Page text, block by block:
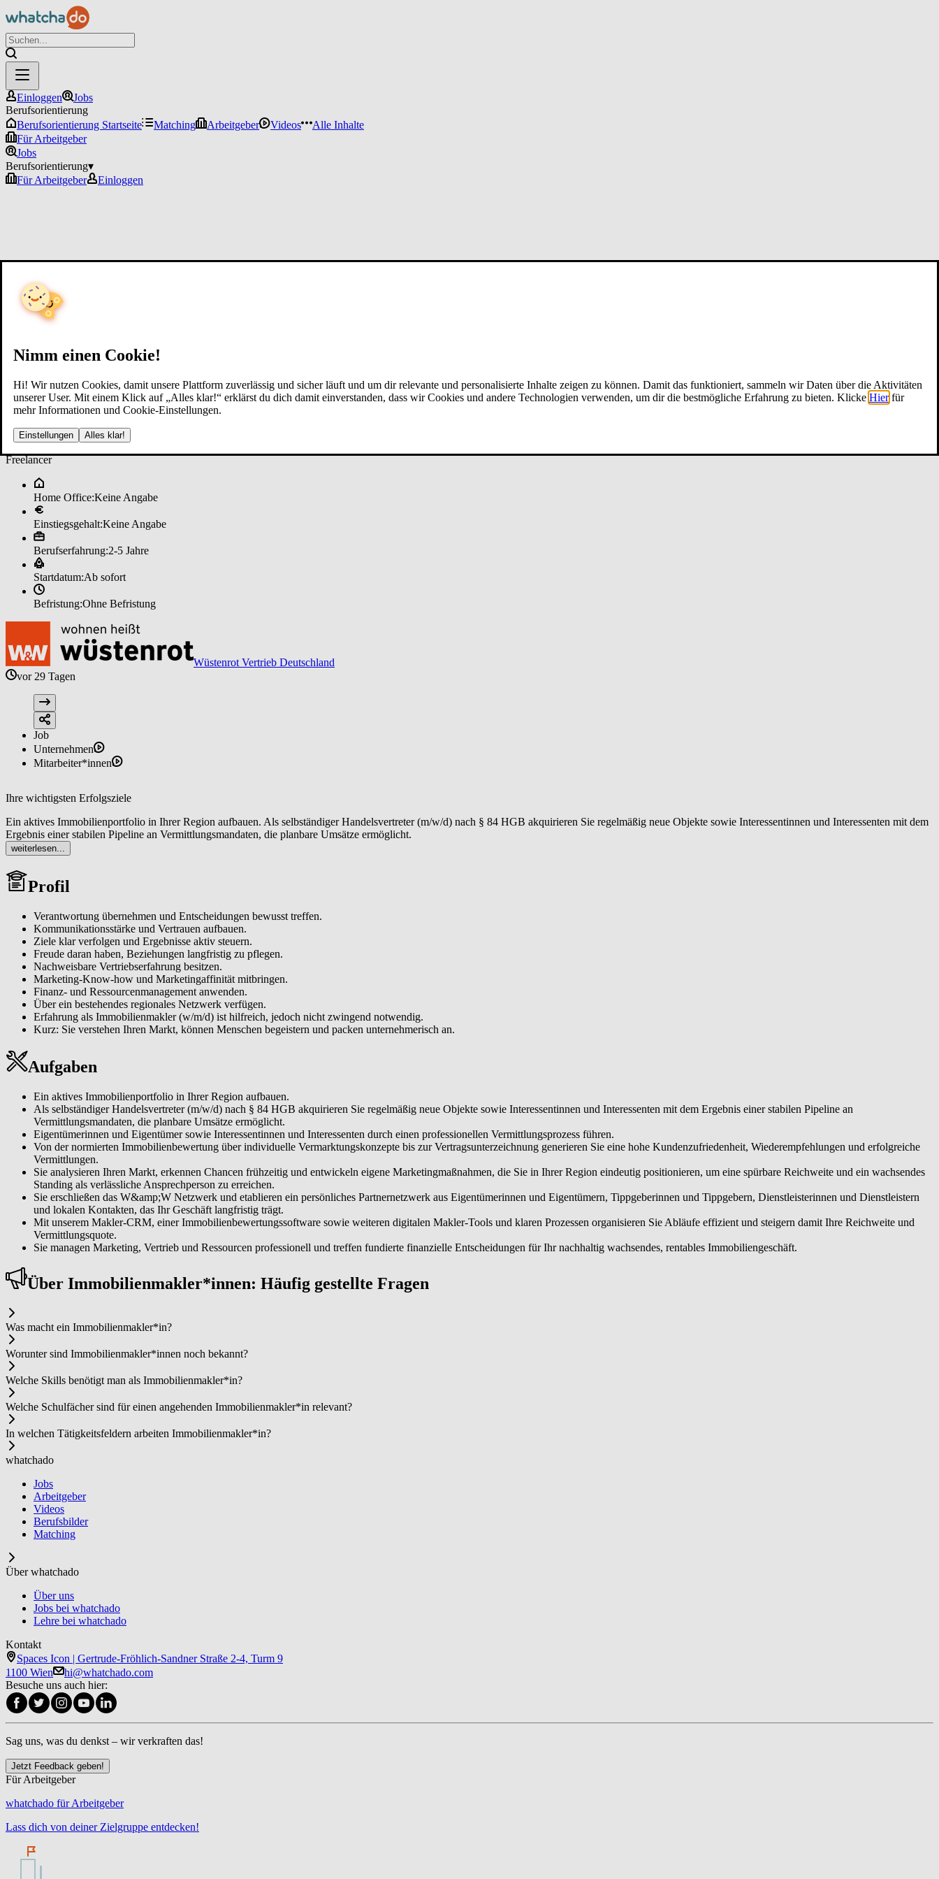
Nimm einen Cookie!
Hi! Wir nutzen Cookies, damit unsere Plattform zuverlässig und sicher läuft und um dir relevante und personalisierte Inhalte zeigen zu können. Damit das funktioniert, sammeln wir Daten über die Aktivitäten
unserer User. Mit einem Klick auf „Alles klar!“ erklärst du dich damit einverstanden, dass wir Cookies und andere Technologien verwenden, um dir die bestmögliche Erfahrung zu bieten. Klicke Hier für
mehr Informationen und Cookie-Einstellungen.
Einstellungen Alles klar!
Einloggen
Jobs
Berufsorientierung
Berufsorientierung Startseite
Matching Arbeitgeber Videos
Alle Inhalte
Für Arbeitgeber
Jobs
Berufsorientierung▾
Für Arbeitgeber
Einloggen
Im­mo­bi­li­en­mak­ler (m/w/d) im ­Team­ver­bun­d bei un­de­fi­ned
Freelancer
Home Office:Keine Angabe
Einstiegsgehalt:Keine Angabe
Berufserfahrung:2-5 Jahre
Startdatum:Ab sofort
Befristung:Ohne Befristung
Wüstenrot Vertrieb Deutschland
vor 29 Tagen
Job
Unternehmen
Mitarbeiter*innen
Ihre wichtigsten Erfolgsziele
Ein aktives Immobilienportfolio in Ihrer Region aufbauen. Als selbständiger Handelsvertreter (m/w/d) nach § 84 HGB akquirieren Sie regelmäßig neue Objekte sowie Interessentinnen und Interessenten mit dem
Ergebnis einer stabilen Pipeline an Vermittlungsmandaten, die planbare Umsätze ermöglicht.
Eigentümerinnen und Eigentümer sowie Interessentinnen und Interessenten durch einen professionellen Vermittlungsprozess führen. Von der normierten Immobilienbewertung über individuelle
Vermarktungskonzepte bis zur Vertragsunterzeichnung generieren Sie eine hohe Kundenzufriedenheit, Wiederempfehlungen und erfolgreiche Vermittlungen.
Als lokaler Immobilienexperte (m/w/d) sichtbar werden. Sie analysieren Ihren Markt, erkennen Chancen frühzeitig und entwickeln eigene Marketingmaßnahmen, die Sie in Ihrer Region eindeutig positionieren,
Ein tragfähiges Netzwerk aufbauen und pflegen. Sie erschließen das W&W Netzwerk und etablieren ein persönliches Partnernetzwerk aus Eigentümerinnen und Eigentümern, Tippgeberinnen und Tippgebern,
Dienstleisterinnen und Dienstleistern und lokalen Kontakten, das Ihr Geschäft langfristig trägt.
Moderne Tools & CRM effizient einsetzen. Mit unserem Makler-CRM, einer Immobilienbewertungssoftware sowie weiteren digitalen Makler-Tools und klaren Prozessen organisieren Sie Abläufe effizient und
steigern damit Ihre Reichweite und Vermittlungsquote.
Ihr Geschäft unternehmerisch steuern. Sie managen Marketing, Vertrieb und Ressourcen professionell und treffen fundierte finanzielle Entscheidungen für Ihr nachhaltig wachsendes, rentables
Immobiliengeschäft.
weiterlesen...
Profil
Verantwortung übernehmen und Entscheidungen bewusst treffen.
Kommunikationsstärke und Vertrauen aufbauen.
Ziele klar verfolgen und Ergebnisse aktiv steuern.
Freude daran haben, Beziehungen langfristig zu pflegen.
Nachweisbare Vertriebserfahrung besitzen.
Marketing-Know-how und Marketingaffinität mitbringen.
Finanz- und Ressourcenmanagement anwenden.
Über ein bestehendes regionales Netzwerk verfügen.
Erfahrung als Immobilienmakler (w/m/d) ist hilfreich, jedoch nicht zwingend notwendig.
Kurz: Sie verstehen Ihren Markt, können Menschen begeistern und packen unternehmerisch an.
Aufgaben
Ein aktives Immobilienportfolio in Ihrer Region aufbauen.
Als selbständiger Handelsvertreter (m/w/d) nach § 84 HGB akquirieren Sie regelmäßig neue Objekte sowie Interessentinnen und Interessenten mit dem Ergebnis einer stabilen Pipeline an
Vermittlungsmandaten, die planbare Umsätze ermöglicht.
Eigentümerinnen und Eigentümer sowie Interessentinnen und Interessenten durch einen professionellen Vermittlungsprozess führen.
Von der normierten Immobilienbewertung über individuelle Vermarktungskonzepte bis zur Vertragsunterzeichnung generieren Sie eine hohe Kundenzufriedenheit, Wiederempfehlungen und erfolgreiche
Vermittlungen.
Sie analysieren Ihren Markt, erkennen Chancen frühzeitig und entwickeln eigene Marketingmaßnahmen, die Sie in Ihrer Region eindeutig positionieren, um eine spürbare Reichweite und ein wachsendes
Standing als verlässliche Ansprechperson zu erreichen.
Sie erschließen das W&amp;W Netzwerk und etablieren ein persönliches Partnernetzwerk aus Eigentümerinnen und Eigentümern, Tippgeberinnen und Tippgebern, Dienstleisterinnen und Dienstleistern
und lokalen Kontakten, das Ihr Geschäft langfristig trägt.
Mit unserem Makler-CRM, einer Immobilienbewertungssoftware sowie weiteren digitalen Makler-Tools und klaren Prozessen organisieren Sie Abläufe effizient und steigern damit Ihre Reichweite und
Vermittlungsquote.
Sie managen Marketing, Vertrieb und Ressourcen professionell und treffen fundierte finanzielle Entscheidungen für Ihr nachhaltig wachsendes, rentables Immobiliengeschäft.
Über Im­mo­bi­li­en­mak­ler*in­nen: Häufig gestellte Fragen
Was macht ein Im­mo­bi­li­en­mak­ler*in?
Worunter sind Im­mo­bi­li­en­mak­ler*in­nen noch bekannt?
Welche Skills benötigt man als Im­mo­bi­li­en­mak­ler*in?
Welche Schulfächer sind für einen angehenden Im­mo­bi­li­en­mak­ler*in relevant?
In welchen Tätigkeitsfeldern arbeiten Im­mo­bi­li­en­mak­ler*in?
whatchado
Jobs
Arbeitgeber
Videos
Berufsbilder
Matching
Über whatchado
Über uns
Jobs bei whatchado
Lehre bei whatchado
Kontakt
Spaces Icon | Gertrude-Fröhlich-Sandner Straße 2-4, Turm 9
1100 Wien
hi@whatchado.com
Besuche uns auch hier:
Sag uns, was du denkst – wir verkraften das!
Jetzt Feedback geben!
Für Arbeitgeber
whatchado für Arbeitgeber
Lass dich von deiner Zielgruppe entdecken!